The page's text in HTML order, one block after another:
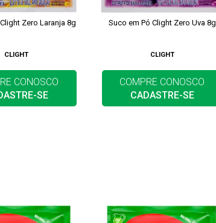
Zero Laranja 8g
CLIGHT
CONOSCO
SE
Suco em Pó Clight Zero Uva 8g
CLIGHT
COMPRE CONOSCO
CADASTRE-SE